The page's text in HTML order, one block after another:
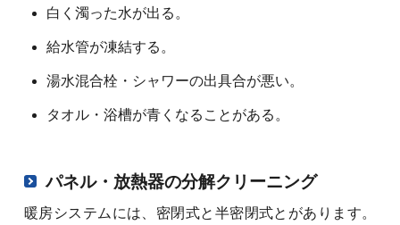
白く濁った水が出る。
給水管が凍結する。
湯水混合栓・シャワーの出具合が悪い。
タオル・浴槽が青くなることがある。
パネル・放熱器の分解クリーニング
暖房システムには、密閉式と半密閉式とがあります。